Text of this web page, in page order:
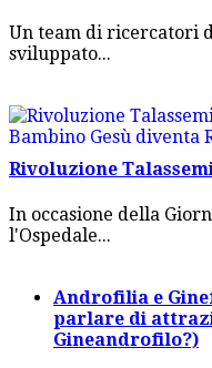
Un team di ricercatori
sviluppato...
Rivoluzione
In occasione della
l'Ospedale...
Androfilia e
parlare di
Gineandrofilo?)